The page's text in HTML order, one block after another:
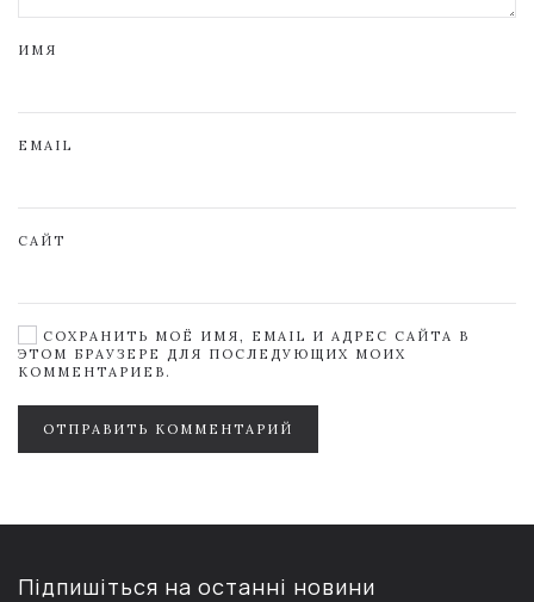
ИМЯ
EMAIL
САЙТ
СОХРАНИТЬ МОЁ ИМЯ, EMAIL И АДРЕС САЙТА В
ЭТОМ БРАУЗЕРЕ ДЛЯ ПОСЛЕДУЮЩИХ МОИХ
КОММЕНТАРИЕВ.
ОТПРАВИТЬ КОММЕНТАРИЙ
Підпишіться на останні новини